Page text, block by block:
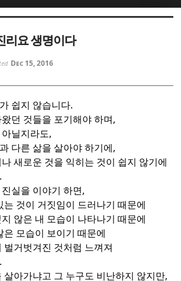
리요 생명이다
Dec 15, 2016
쉽지 않습니다.
던 것들을 포기해야 하며,
닐지라도,
다른 삶을 살아야 하기에,
새로운 것을 익히는 것이 쉽지 않기에
실을 이야기 하면,
는 것이 거짓임이 드러나기 때문에
않은 내 모습이 나타나기 때문에
은 모습이 보이기 때문에
벌거벗겨진 것처럼 느껴져
살아가냐고 그 누구도 비난하지 않지만,
스케치북5
스케치북5
스케치북5
스케치북5